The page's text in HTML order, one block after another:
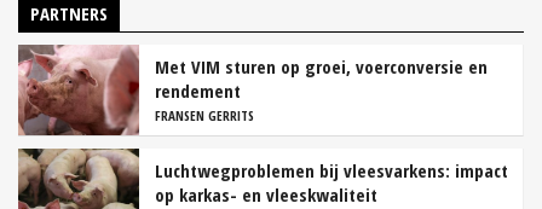
PARTNERS
Met VIM sturen op groei, voerconversie en
rendement
FRANSEN GERRITS
Luchtwegproblemen bij vleesvarkens: impact
op karkas- en vleeskwaliteit